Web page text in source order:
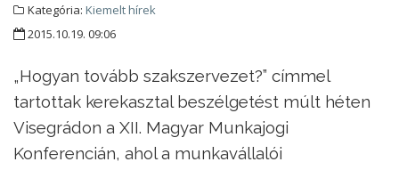
Kategória: Kiemelt hírek
2015.10.19. 09:06
„Hogyan tovább szakszervezet?” címmel
tartottak kerekasztal beszélgetést múlt héten
Visegrádon a XII. Magyar Munkajogi
Konferencián, ahol a munkavállalói